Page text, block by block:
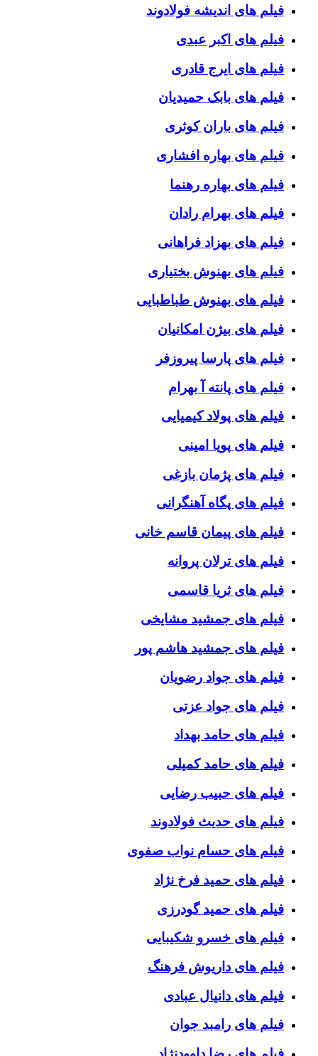
فیلم های اندیشه فولادوند
فیلم های اکبر عبدی
فیلم های ایرج قادری
فیلم های بابک حمیدیان
فیلم های باران کوثری
فیلم های بهاره افشاری
فیلم های بهاره رهنما
فیلم های بهرام رادان
فیلم های بهزاد فراهانی
فیلم های بهنوش بختیاری
فیلم های بهنوش طباطبایی
فیلم های بیژن امکانیان
فیلم های پارسا پیروزفر
فیلم های پانته آ بهرام
فیلم های پولاد کیمیایی
فیلم های پویا امینی
فیلم های پژمان بازغی
فیلم های پگاه آهنگرانی
فیلم های پیمان قاسم خانی
فیلم های ترلان پروانه
فیلم های ثریا قاسمی
فیلم های جمشید مشایخی
فیلم های جمشید هاشم پور
فیلم های جواد رضویان
فیلم های جواد عزتی
فیلم های حامد بهداد
فیلم های حامد کمیلی
فیلم های حبیب رضایی
فیلم های حدیث فولادوند
فیلم های حسام نواب صفوی
فیلم های حمید فرخ نژاد
فیلم های حمید گودرزی
فیلم های خسرو شکیبایی
فیلم های داریوش فرهنگ
فیلم های دانیال عبادی
فیلم های رامبد جوان